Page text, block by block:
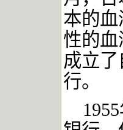
本的
性的
成立
行。